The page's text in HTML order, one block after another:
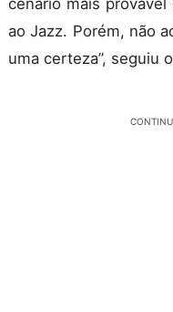
cenário mais
ao Jazz. Porém, não
uma certeza”, seguiu